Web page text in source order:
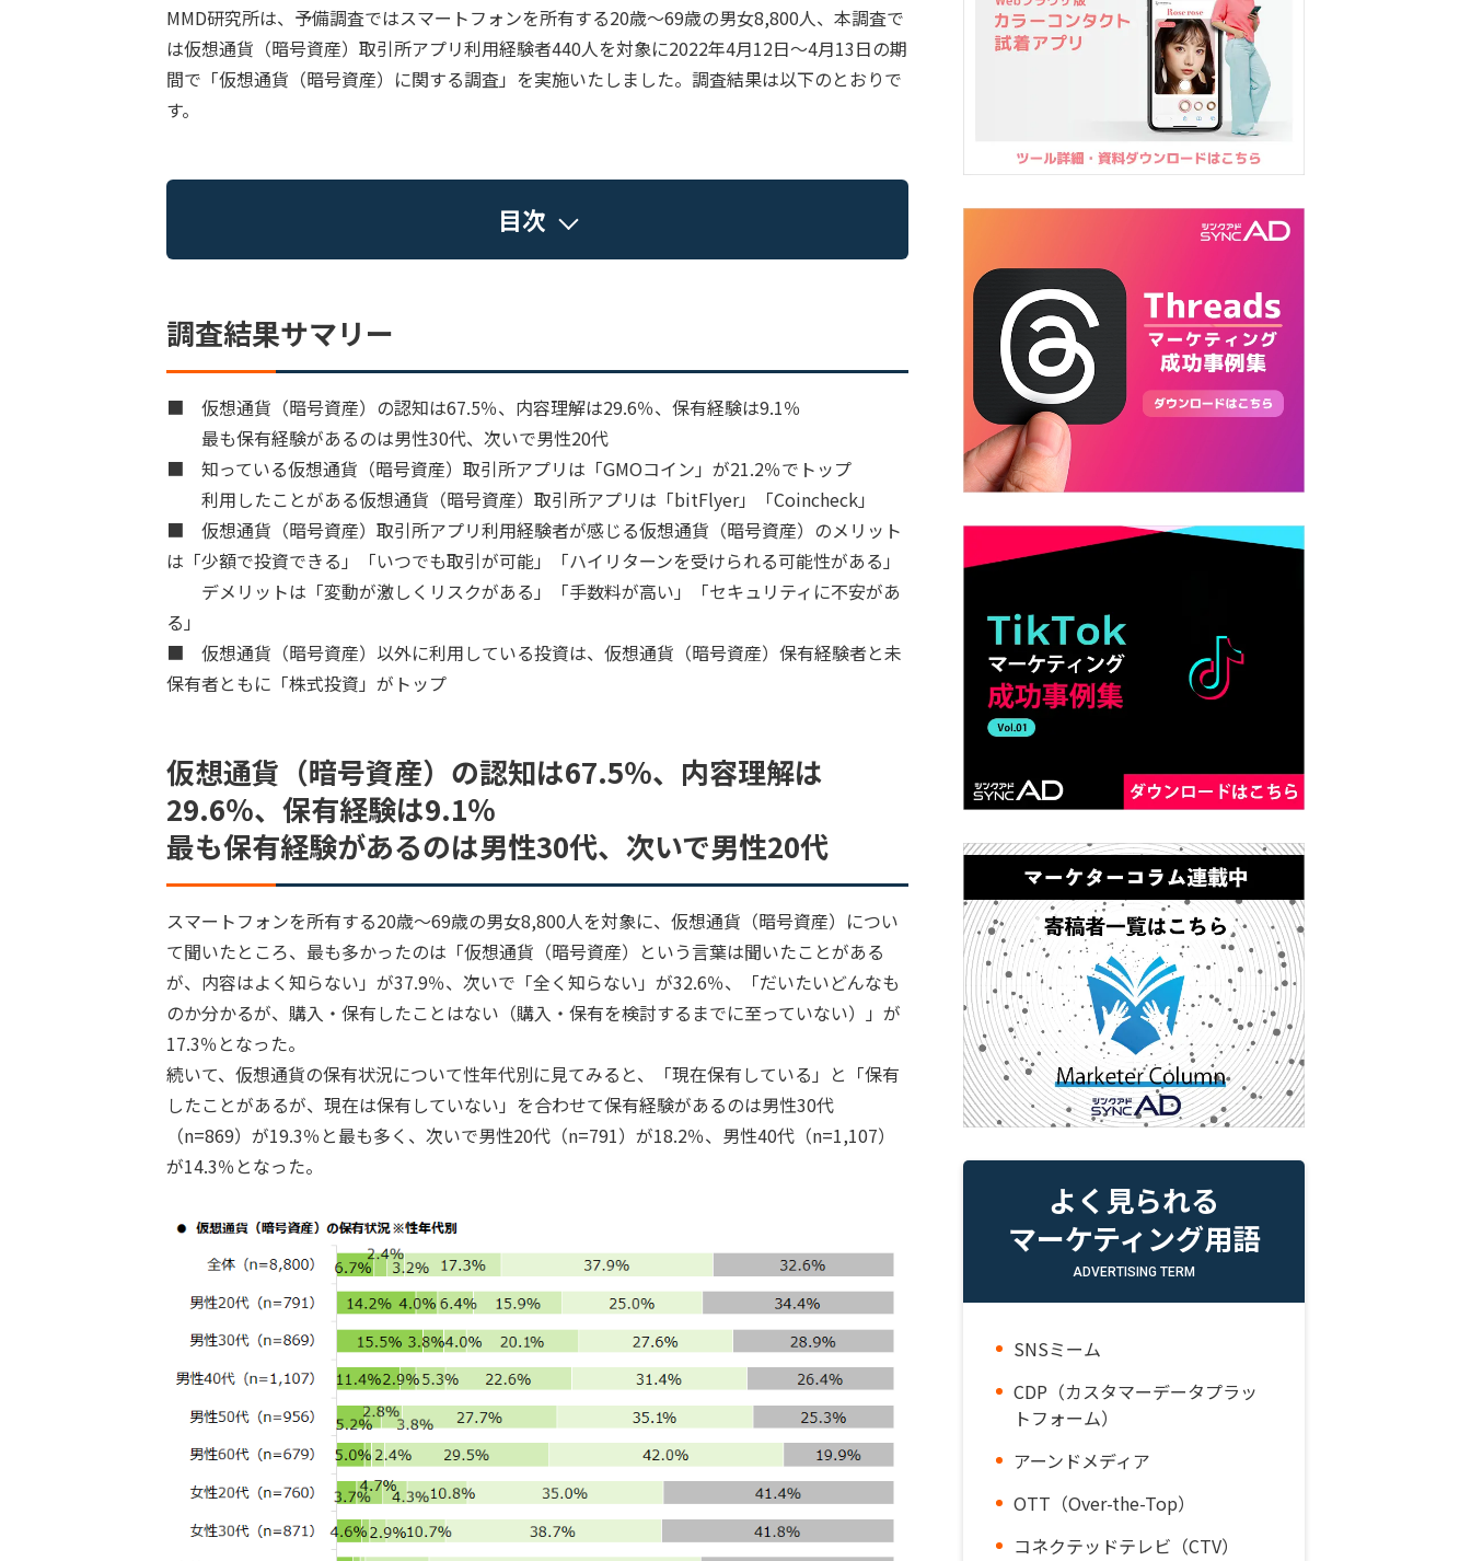
MMD研究所は、予備調査ではスマートフォンを所有する20歳～69歳の男女8,800人、本調査で
は仮想通貨（暗号資産）取引所アプリ利用経験者440人を対象に2022年4月12日～4月13日の期
間で「仮想通貨（暗号資産）に関する調査」を実施いたしました。調査結果は以下のとおりで
す。
目次
調査結果サマリー
■ 仮想通貨（暗号資産）の認知は67.5％、内容理解は29.6％、保有経験は9.1％
最も保有経験があるのは男性30代、次いで男性20代
■ 知っている仮想通貨（暗号資産）取引所アプリは「GMOコイン」が21.2％でトップ
利用したことがある仮想通貨（暗号資産）取引所アプリは「bitFlyer」「Coincheck」
■ 仮想通貨（暗号資産）取引所アプリ利用経験者が感じる仮想通貨（暗号資産）のメリット
は「少額で投資できる」「いつでも取引が可能」「ハイリターンを受けられる可能性がある」
デメリットは「変動が激しくリスクがある」「手数料が高い」「セキュリティに不安があ
る」
■ 仮想通貨（暗号資産）以外に利用している投資は、仮想通貨（暗号資産）保有経験者と未
保有者ともに「株式投資」がトップ
仮想通貨（暗号資産）の認知は67.5％、内容理解は
29.6％、保有経験は9.1％
最も保有経験があるのは男性30代、次いで男性20代
スマートフォンを所有する20歳～69歳の男女8,800人を対象に、仮想通貨（暗号資産）につい
て聞いたところ、最も多かったのは「仮想通貨（暗号資産）という言葉は聞いたことがある
が、内容はよく知らない」が37.9％、次いで「全く知らない」が32.6％、「だいたいどんなも
のか分かるが、購入・保有したことはない（購入・保有を検討するまでに至っていない）」が
17.3％となった。
続いて、仮想通貨の保有状況について性年代別に見てみると、「現在保有している」と「保有
したことがあるが、現在は保有していない」を合わせて保有経験があるのは男性30代
（n=869）が19.3％と最も多く、次いで男性20代（n=791）が18.2％、男性40代（n=1,107）
が14.3％となった。
よく見られる
マーケティング用語
ADVERTISING TERM
SNSミーム
CDP（カスタマーデータプラッ
トフォーム）
アーンドメディア
OTT（Over-the-Top）
コネクテッドテレビ（CTV）